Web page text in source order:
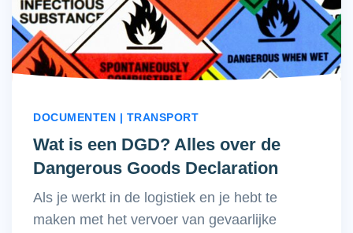
DOCUMENTEN | TRANSPORT
Wat is een DGD? Alles over de
Dangerous Goods Declaration
Als je werkt in de logistiek en je hebt te
maken met het vervoer van gevaarlijke